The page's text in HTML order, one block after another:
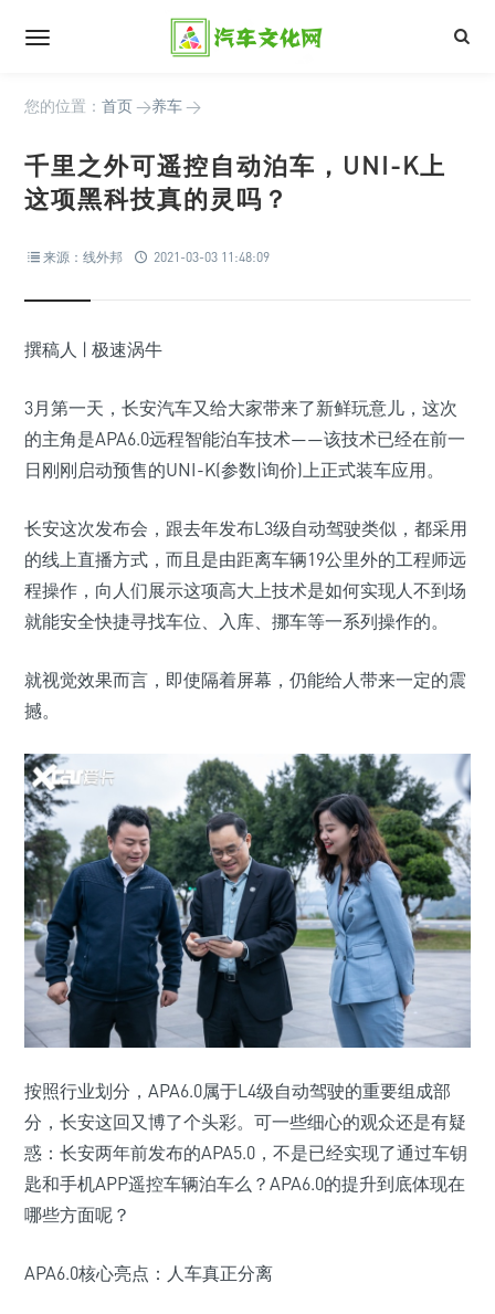
您的位置： 首页 >养车 >
千里之外可遥控自动泊车，UNI-K上
这项黑科技真的灵吗？
来源：线外邦 2021-03-03 11:48:09
撰稿人 | 极速涡牛
3月第一天，长安汽车又给大家带来了新鲜玩意儿，这次
的主角是APA6.0远程智能泊车技术——该技术已经在前一
日刚刚启动预售的UNI-K(参数|询价)上正式装车应用。
长安这次发布会，跟去年发布L3级自动驾驶类似，都采用
的线上直播方式，而且是由距离车辆19公里外的工程师远
程操作，向人们展示这项高大上技术是如何实现人不到场
就能安全快捷寻找车位、入库、挪车等一系列操作的。
就视觉效果而言，即使隔着屏幕，仍能给人带来一定的震
撼。
按照行业划分，APA6.0属于L4级自动驾驶的重要组成部
分，长安这回又博了个头彩。可一些细心的观众还是有疑
惑：长安两年前发布的APA5.0，不是已经实现了通过车钥
匙和手机APP遥控车辆泊车么？APA6.0的提升到底体现在
哪些方面呢？
APA6.0核心亮点：人车真正分离